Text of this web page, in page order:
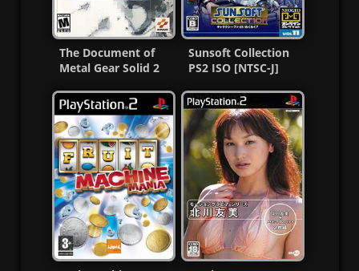
The Document of
Metal Gear Solid 2
MF
Sunsoft Collection
PS2 ISO [NTSC-J]